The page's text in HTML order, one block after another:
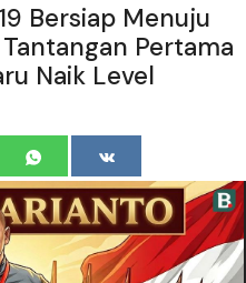
Bersiap Menuju
Pertama
Naik Level